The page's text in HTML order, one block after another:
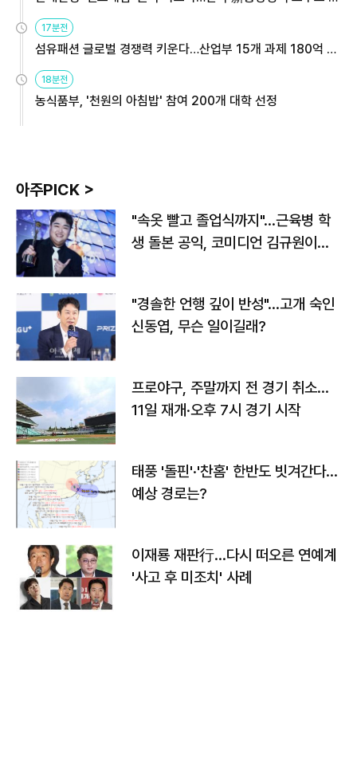
용해야
17분전
섬유패션 글로벌 경쟁력 키운다…산업부 15개 과제 180억 지
원
18분전
농식품부, '천원의 아침밥' 참여 200개 대학 선정
아주PICK >
"속옷 빨고 졸업식까지"…근육병 학
생 돌본 공익, 코미디언 김규원이었
"경솔한 언행 깊이 반성"…고개 숙인
신동엽, 무슨 일이길래?
프로야구, 주말까지 전 경기 취소…
11일 재개·오후 7시 경기 시작
태풍 '돌핀'·'찬홈' 한반도 빗겨간다…
예상 경로는?
이재룡 재판行…다시 떠오른 연예계
'사고 후 미조치' 사례